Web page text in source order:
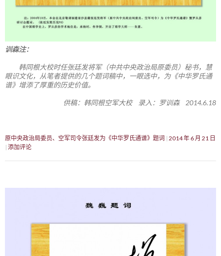
训森注：
韩同根大校时任张廷发将军（中共中央政治局原委员）秘书，慧
眼识文化，从笔者提供的几个题词稿中，一眼选中，为《中华罗氏通
谱》增添了厚重的历史价值。
供稿：韩同根空军大校 录入：罗训森 2014.6.18
原中央政治局委员、空军司令张廷发为《中华罗氏通谱》题词 2014 年 6 月 21 日
添加评论